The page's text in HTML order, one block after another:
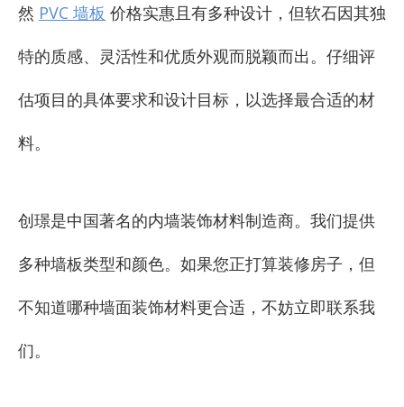
然 PVC 墙板 价格实惠且有多种设计，但软石因其独
特的质感、灵活性和优质外观而脱颖而出。仔细评
估项目的具体要求和设计目标，以选择最合适的材
料。
创璟是中国著名的内墙装饰材料制造商。我们提供
多种墙板类型和颜色。如果您正打算装修房子，但
不知道哪种墙面装饰材料更合适，不妨立即联系我
们。